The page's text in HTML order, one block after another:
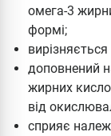
омега-3
формі;
доповнений
жирних
від
сприяє